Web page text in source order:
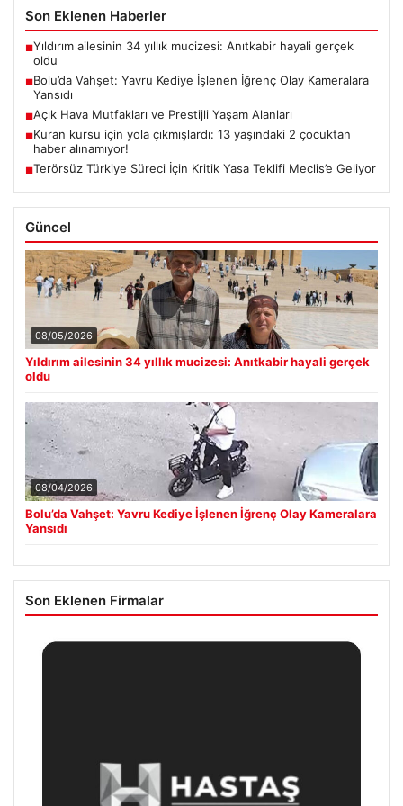
Son Eklenen Haberler
■Yıldırım ailesinin 34 yıllık mucizesi: Anıtkabir hayali gerçek
oldu
■Bolu’da Vahşet: Yavru Kediye İşlenen İğrenç Olay Kameralara
Yansıdı
■Açık Hava Mutfakları ve Prestijli Yaşam Alanları
■Kuran kursu için yola çıkmışlardı: 13 yaşındaki 2 çocuktan
haber alınamıyor!
■Terörsüz Türkiye Süreci İçin Kritik Yasa Teklifi Meclis’e Geliyor
Güncel
08/05/2026
Yıldırım ailesinin 34 yıllık mucizesi: Anıtkabir hayali gerçek
oldu
08/04/2026
Bolu’da Vahşet: Yavru Kediye İşlenen İğrenç Olay Kameralara
Yansıdı
Son Eklenen Firmalar